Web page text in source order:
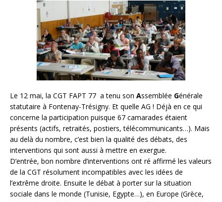
Le 12 mai, la CGT FAPT 77 a tenu son Assemblée Générale
statutaire à Fontenay-Trésigny. Et quelle AG ! Déjà en ce qui
concerne la participation puisque 67 camarades étaient
présents (actifs, retraités, postiers, télécommunicants…). Mais
au delà du nombre, c’est bien la qualité des débats, des
interventions qui sont aussi à mettre en exergue.
D’entrée, bon nombre d’interventions ont ré affirmé les valeurs
de la CGT résolument incompatibles avec les idées de
l’extrême droite. Ensuite le débat à porter sur la situation
sociale dans le monde (Tunisie, Egypte…), en Europe (Grèce,